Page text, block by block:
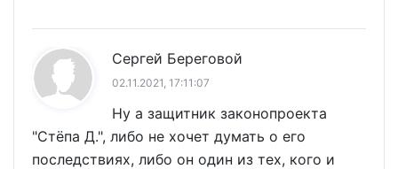
Сергей Береговой
02.11.2021, 17:11:07
Ну а защитник законопроекта
"Стёпа Д.", либо не хочет думать о его
последствиях, либо он один из тех, кого и